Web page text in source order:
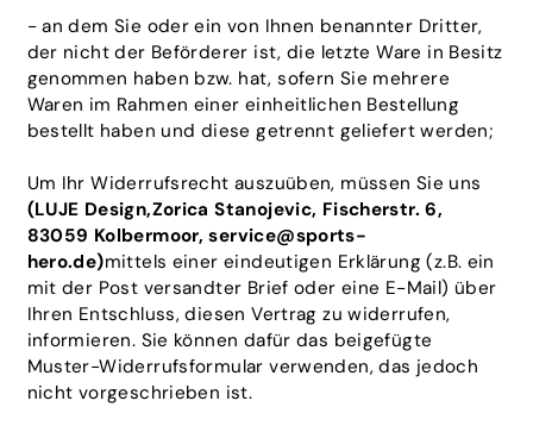
- an dem Sie oder ein von Ihnen benannter Dritter,
der nicht der Beförderer ist, die letzte Ware in Besitz
genommen haben bzw. hat, sofern Sie mehrere
Waren im Rahmen einer einheitlichen Bestellung
bestellt haben und diese getrennt geliefert werden;
Um Ihr Widerrufsrecht auszuüben, müssen Sie uns
(LUJE Design,Zorica Stanojevic, Fischerstr. 6,
83059 Kolbermoor, service@sports-
hero.de)mittels einer eindeutigen Erklärung (z.B. ein
mit der Post versandter Brief oder eine E-Mail) über
Ihren Entschluss, diesen Vertrag zu widerrufen,
informieren. Sie können dafür das beigefügte
Muster-Widerrufsformular verwenden, das jedoch
nicht vorgeschrieben ist.